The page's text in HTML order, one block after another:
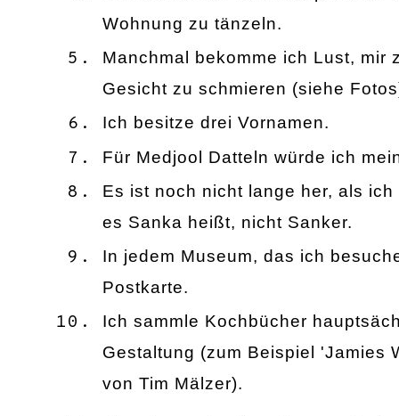
Wohnung zu tänzeln.
Manchmal bekomme ich Lust, mir
Gesicht zu schmieren (siehe Fotos
Ich besitze drei Vornamen.
Für Medjool Datteln würde ich
Es ist noch nicht lange her,als ich
es Sanka heißt, nicht Sanker.
In jedem Museum, das ich
Postkarte.
Ich sammle Kochbücher
Gestaltung (zum Beispiel 'Jamies
von Tim Mälzer).